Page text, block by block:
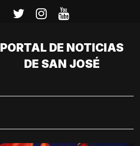
PORTAL DE NOTICIAS
DE SAN JOSÉ